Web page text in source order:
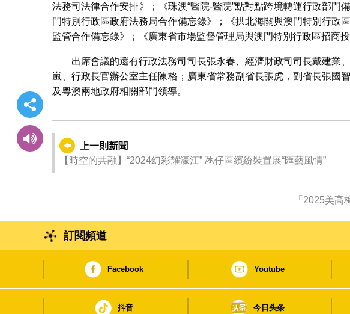
法務司法律合作安排》；《珠澳“醫院-醫院”點對點跨境轉運行政部門
門特別行政區政府法務局合作備忘錄》；《拱北海關與澳門特別行政
監管合作備忘錄》；《廣東省市場監督管理局與澳門特別行政區招商
出席會議的還有行政法務司司長張永春、經濟財政司司長戴建業
嵐、行政長官辦公室主任陳格；廣東省常務副省長張虎，副省長張國
及粵澳兩地政府相關部門領導。
上一則新聞
【時空的共融】“2024幻彩耀濠江” 氹仔區繽紛裝置展“匯藝風情”
「2025美
訂閱頻道
Facebook Youtube
抖音 今日头条